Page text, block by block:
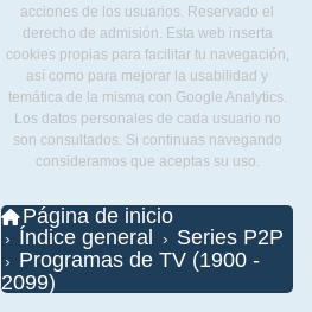
acciones de los usuarios. Reservado el
derecho de admisión. Esta web inserta
cookies propias para facilitar tu navegación,
así como para mejorar la usabilidad y
temática de la misma con Google Analytics.
Los datos personales de cada usuario no
son consultados. Si continuas navegando
consideramos que aceptas su uso.
Página de inicio
Índice general
Series P2P
Programas de TV (1900 -
2099)